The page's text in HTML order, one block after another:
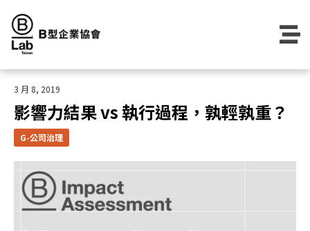
content
G-公司治理
影響力結果 vs 執行過程，孰輕孰重？
3 月 8, 2019